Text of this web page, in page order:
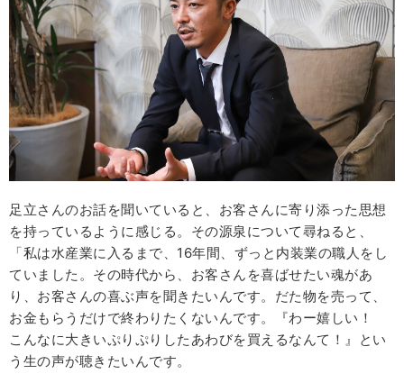
足立さんのお話を聞いていると、お客さんに寄り添った思想
を持っているように感じる。その源泉について尋ねると、
「私は水産業に入るまで、16年間、ずっと内装業の職人をし
ていました。その時代から、お客さんを喜ばせたい魂があ
り、お客さんの喜ぶ声を聞きたいんです。だた物を売って、
お金もらうだけで終わりたくないんです。『わー嬉しい！
こんなに大きいぷりぷりしたあわびを買えるなんて！』とい
う生の声が聴きたいんです。